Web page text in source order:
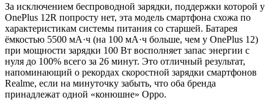
За исключением беспроводной зарядки, поддержки которой у
OnePlus 12R попросту нет, эта модель смартфона схожа по
характеристикам системы питания со старшей. Батарея
ёмкостью 5500 мА·ч (на 100 мА·ч больше, чем у OnePlus 12)
при мощности зарядки 100 Вт восполняет запас энергии с
нуля до 100% всего за 26 минут. Это отличный результат,
напоминающий о рекордах скоростной зарядки смартфонов
Realme, если на минуточку забыть, что оба бренда
принадлежат одной «конюшне» Oppo.